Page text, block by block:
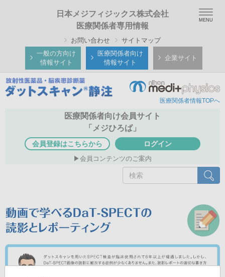
ン
ツ
日本メジフィジックス株式会社
医療関係者専用情報
お問い合わせ
サイトマップ
一般の方向け
情報サイト
医療関係者向け
情報サイト
企業サイト
医療関係者情報TOPへ
医療関係者向け会員サイト
「メジひろば」
会員登録はこちらから ログイン
会員コンテンツのご案内
索
検索